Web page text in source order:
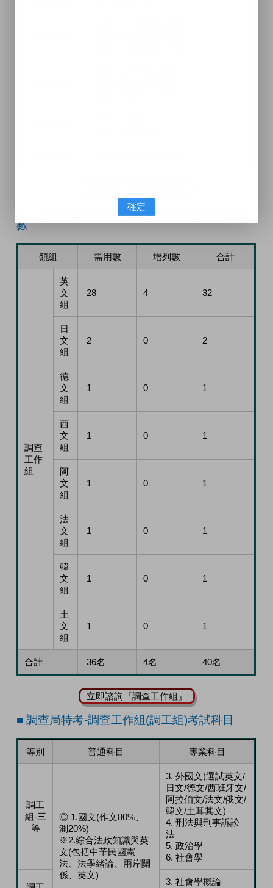
■ 115年調查局特考-調查工作組(調工組)需用人
數
類組 需用數 增列數 合計
調查
工作
組
英
文
組
28 4 32
日
文
組
2 0 2
德
文
組
1 0 1
西
文
組
1 0 1
阿
文
組
1 0 1
法
文
組
1 0 1
韓
文
組
1 0 1
土
文
組
1 0 1
合計 36名 4名 40名
立即諮詢『調查工作組』
■ 調查局特考-調查工作組(調工組)考試科目
等別 普通科目 專業科目
調工
組-三
等
◎ 1.國文(作文80%、
測20%)
※2.綜合法政知識與英
文(包括中華民國憲
法、法學緒論、兩岸關
係、英文)
3. 外國文(選試英文/
日文/德文/西班牙文/
阿拉伯文/法文/俄文/
韓文/土耳其文)
4. 刑法與刑事訴訟
法
5. 政治學
6. 社會學
3. 社會學概論
確定